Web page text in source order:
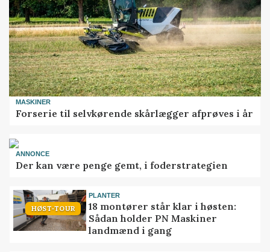
MASKINER
Forserie til selvkørende skårlægger afprøves i år
ANNONCE
Der kan være penge gemt, i foderstrategien
HØST-TOUR
PLANTER
18 montører står klar i høsten:
Sådan holder PN Maskiner
landmænd i gang